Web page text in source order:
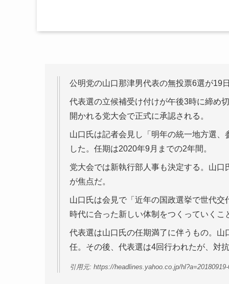
公明党の山口那津男代表の無投票6選が19
代表選の立候補受け付けが午後3時に締め
開かれる党大会で正式に承認される。
山口氏は記者会見し「明年の統一地方選
した。任期は2020年9月までの2年間。
党大会では新執行部人事も決定する。山
が焦点だ。
山口氏は会見で「近年の国政選挙で世代
時代に合った新しい体制をつくっていく
代表選は山口氏の任期満了に伴うもの。
任。その後、代表選は4回行われたが、対
引用元: https://headlines.yahoo.co.jp/